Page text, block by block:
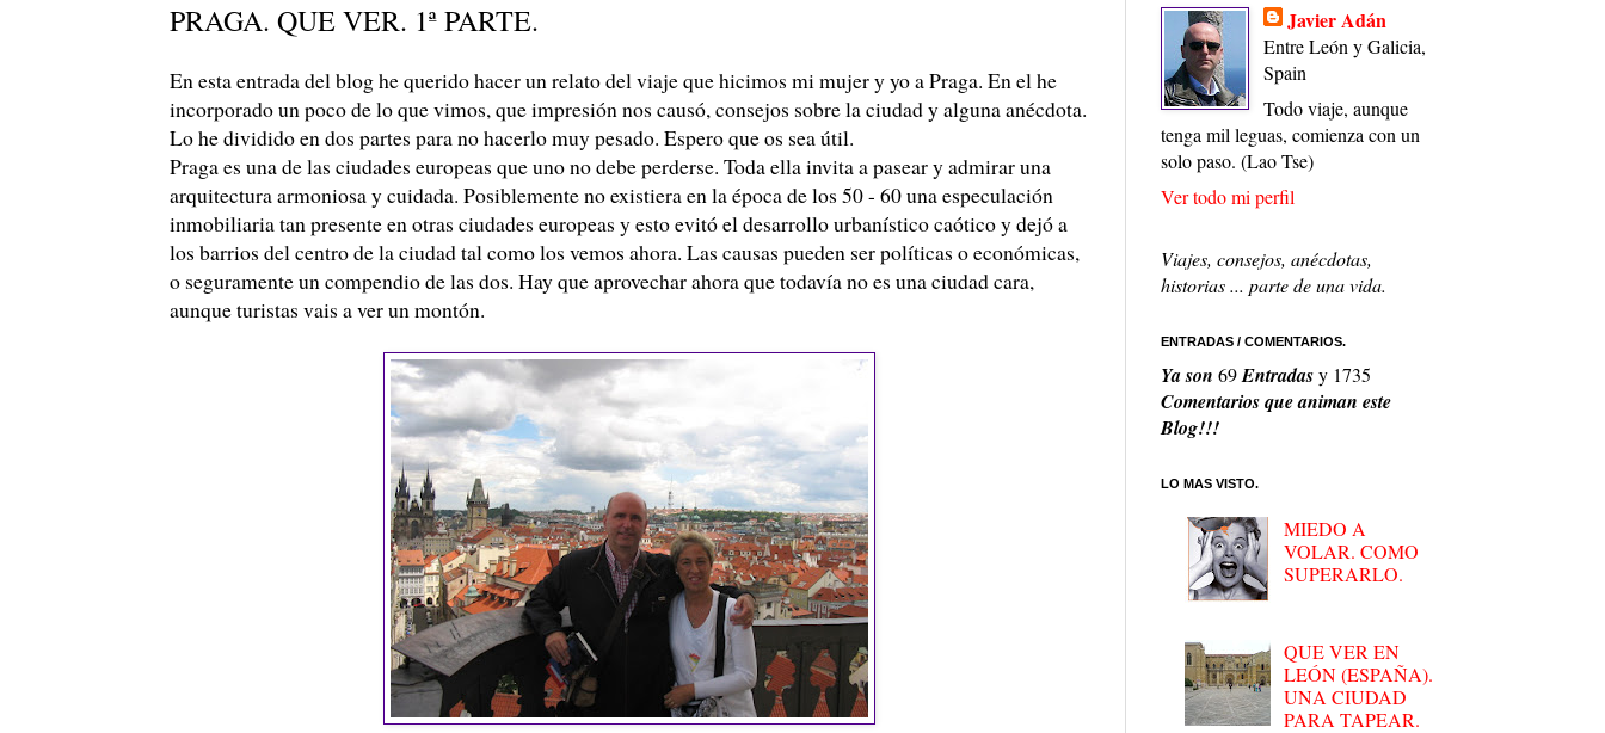
PRAGA. QUE VER. 1ª PARTE.
En esta entrada del blog he querido hacer un relato del viaje que hicimos mi mujer y yo a Praga. En el he
incorporado un poco de lo que vimos, que impresión nos causó, consejos sobre la ciudad y alguna anécdota.
Lo he dividido en dos partes para no hacerlo muy pesado. Espero que os sea útil.
Praga es una de las ciudades europeas que uno no debe perderse. Toda ella invita a pasear y admirar una
arquitectura armoniosa y cuidada. Posiblemente no existiera en la época de los 50 - 60 una especulación
inmobiliaria tan presente en otras ciudades europeas y esto evitó el desarrollo urbanístico caótico y dejó a
los barrios del centro de la ciudad tal como los vemos ahora. Las causas pueden ser políticas o económicas,
o seguramente un compendio de las dos. Hay que aprovechar ahora que todavía no es una ciudad cara,
aunque turistas vais a ver un montón.
Javier Adán
Entre León y Galicia,
Spain
Todo viaje, aunque
tenga mil leguas, comienza con un
solo paso. (Lao Tse)
Ver todo mi perfil
Viajes, consejos, anécdotas,
historias ... parte de una vida.
ENTRADAS / COMENTARIOS.
Ya son 69Entradasy 1735
Comentarios que animan este
Blog!!!
LO MAS VISTO.
MIEDO A
VOLAR. COMO
SUPERARLO.
QUE VER EN
LEÓN (ESPAÑA).
UNA CIUDAD
PARA TAPEAR.